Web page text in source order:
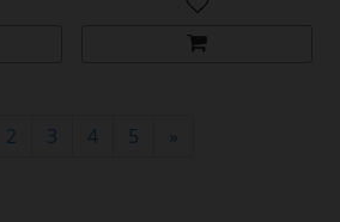
2 3 4 5 »